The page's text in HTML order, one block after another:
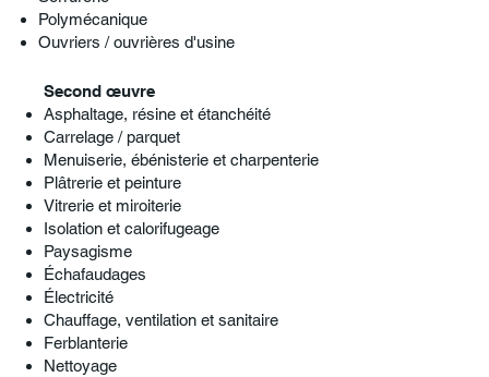
Polymécanique
Ouvriers / ouvrières d'usine
Second œuvre
Asphaltage, résine et étanchéité
Carrelage / parquet
Menuiserie, ébénisterie et charpenterie
Plâtrerie et peinture
Vitrerie et miroiterie
Isolation et calorifugeage
Paysagisme
Échafaudages
Électricité
Chauffage, ventilation et sanitaire
Ferblanterie
Nettoyage